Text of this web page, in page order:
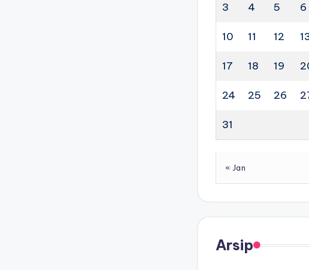
3 4 5 6
10 11 12
17 18 19
24 25 26
31
« Jan
Arsip